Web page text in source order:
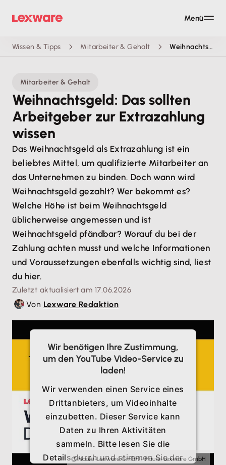
Wissen & Tipps Mitarbeiter & Gehalt Weihnachtsgeld
Mitarbeiter & Gehalt
Weihnachtsgeld: Das sollten
Arbeitgeber zur Extrazahlung
wissen
Das Weihnachtsgeld als Extrazahlung ist ein
beliebtes Mittel, um qualifizierte Mitarbeiter an
das Unternehmen zu binden. Doch wann wird
Weihnachtsgeld gezahlt? Wer bekommt es?
Welche Höhe ist beim Weihnachtsgeld
üblicherweise angemessen und ist
Weihnachtsgeld pfändbar? Worauf du bei der
Zahlung achten musst und welche Informationen
und Voraussetzungen ebenfalls wichtig sind, liest
du hier.
Zuletzt aktualisiert am 17.06.2026
Von Lexware Redaktion
Wir benötigen Ihre Zustimmung,
um den YouTube Video-Service zu
laden!
Wir verwenden einen Service eines
Drittanbieters, um Videoinhalte
einzubetten. Dieser Service kann
Daten zu Ihren Aktivitäten
sammeln. Bitte lesen Sie die
Details durch und stimmen Sie der
© Haufe-Lexware GmbH - Haufe-Lexware GmbH
Menü